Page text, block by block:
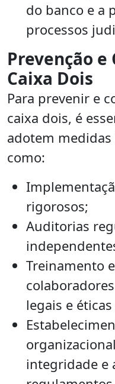
do banco e a
processos
Prevenção e
Caixa Dois
Para prevenir e
caixa dois, é
adotem
como:
rigorosos;
Auditorias
Treinamento
legais e
integridade e